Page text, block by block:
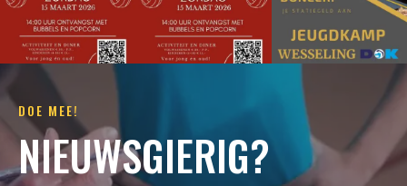
DOE MEE!
NIEUWSGIERIG?